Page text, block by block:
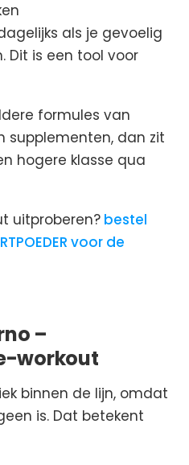
als je gevoelig
Dit is een tool voor
formules van
supplementen, dan zit
hogere klasse qua
uitproberen? bestel
voor de
–
workout
binnen de lijn, omdat
is. Dat betekent